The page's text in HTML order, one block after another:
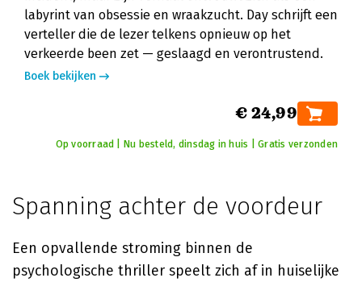
labyrint van obsessie en wraakzucht. Day schrijft een
verteller die de lezer telkens opnieuw op het
verkeerde been zet — geslaagd en verontrustend.
Boek bekijken
€ 24,99
Op voorraad | Nu besteld, dinsdag in huis | Gratis verzonden
Spanning achter de voordeur
Een opvallende stroming binnen de
psychologische thriller speelt zich af in huiselijke